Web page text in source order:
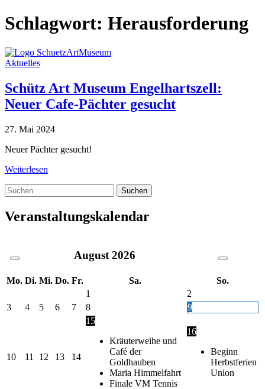
Schlagwort: Herausforderung
Aktuelles
Schütz Art Museum Engelhartszell:
Neuer Cafe-Pächter gesucht
27. Mai 2024
Neuer Pächter gesucht!
Weiterlesen
Suche
nach:
Veranstaltungskalendar
August 2026
Mo. Di. Mi. Do. Fr. Sa.
So.
1
2
3
4 5 6 7 8 9
10 11 12 13 14
15
Kräuterweihe und
Café der
Goldhauben
Maria Himmelfahrt
Finale VM Tennis
16
Beginn
Herbstferien
Union